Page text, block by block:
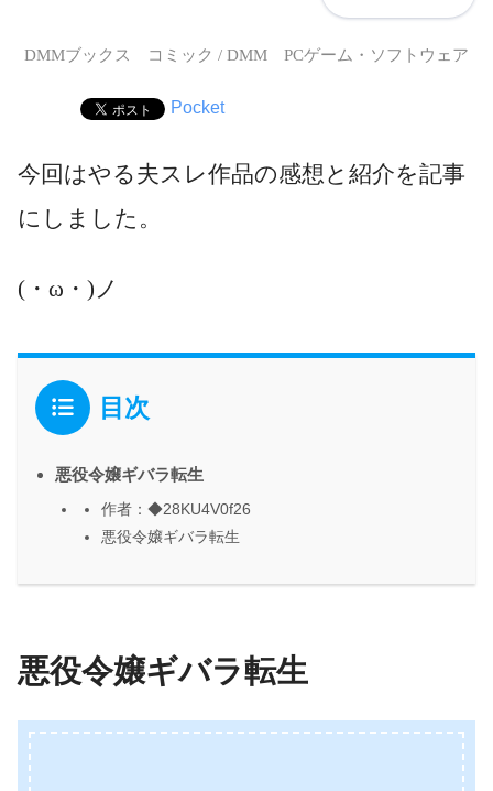
DMMブックス コミック / DMM PCゲーム・ソフトウェア
Pocket
今回はやる夫スレ作品の感想と紹介を記事
にしました。
(・ω・)ノ
目次
悪役令嬢ギバラ転生
作者：◆28KU4V0f26
悪役令嬢ギバラ転生
悪役令嬢ギバラ転生